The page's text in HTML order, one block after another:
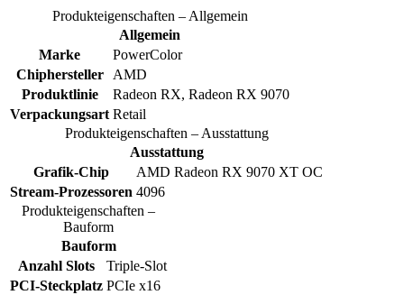
Produkteigenschaften – Allgemein
Allgemein
Marke
PowerColor
Chiphersteller
AMD
Produktlinie
Radeon RX, Radeon RX 9070
Verpackungsart Retail
Produkteigenschaften – Ausstattung
Ausstattung
Grafik-Chip
AMD Radeon RX 9070 XT OC
Stream-Prozessoren 4096
Produkteigenschaften –
Bauform
Bauform
Anzahl Slots
Triple-Slot
PCI-Steckplatz PCIe x16